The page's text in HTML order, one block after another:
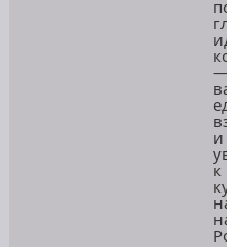
и
к